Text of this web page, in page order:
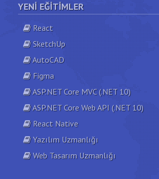
YENI EĞITIMLER
React
SketchUp
AutoCAD
Figma
ASP.NET Core MVC (.NET 10)
ASP.NET Core Web API (.NET 10)
React Native
Yazılım Uzmanlığı
Web Tasarım Uzmanlığı